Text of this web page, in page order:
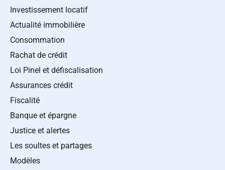
Investissement locatif
Actualité immobilière
Consommation
Rachat de crédit
Loi Pinel et défiscalisation
Assurances crédit
Fiscalité
Banque et épargne
Justice et alertes
Les soultes et partages
Modèles